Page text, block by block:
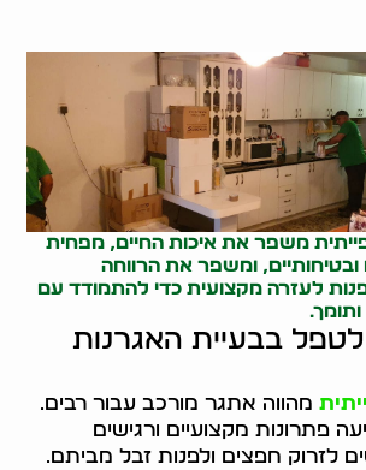
משפר את איכות החיים, מפחית
ובטיחותיים, ומשפר את הרווחה
לעזרה מקצועית כדי להתמודד עם
בבעיית האגרנות
מהווה אתגר מורכב עבור רבים.
פתרונות מקצועיים ורגישים
לזרוק חפצים ולפנות זבל מביתם.